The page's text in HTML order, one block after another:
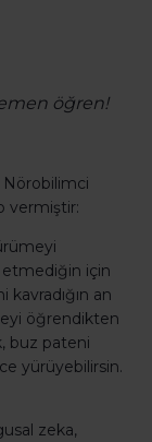
öğren!
Nörobilimci
vermiştir:
için
an
öğrendikten
buz pateni
yürüyebilirsin.
zeka,